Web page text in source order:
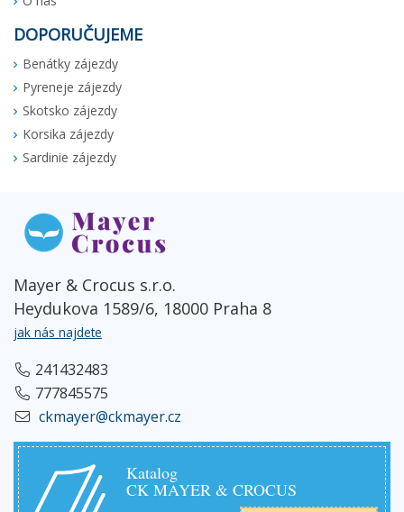
DOPORUČUJEME
Benátky zájezdy
Pyreneje zájezdy
Skotsko zájezdy
Korsika zájezdy
Sardinie zájezdy
Mayer & Crocus s.r.o.
Heydukova 1589/6, 18000 Praha 8
jak nás najdete
241432483
777845575
ckmayer@ckmayer.cz
Katalog
CK MAYER & CROCUS